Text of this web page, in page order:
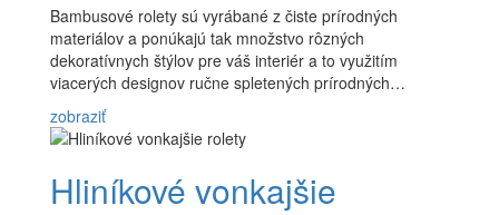
Bambusové rolety sú vyrábané z čiste prírodných
materiálov a ponúkajú tak množstvo rôzných
dekoratívnych štýlov pre váš interiér a to využitím
viacerých designov ručne spletených prírodných…
zobraziť
Hliníkové vonkajšie